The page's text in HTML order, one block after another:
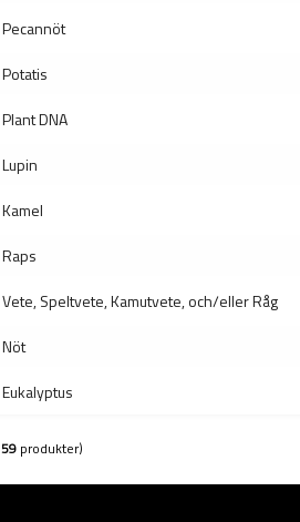
Pecannöt
Potatis
Plant DNA
Lupin
Kamel
Raps
Vete, Speltvete, Kamutvete, och/eller Råg
Nöt
Eukalyptus
59 produkter)